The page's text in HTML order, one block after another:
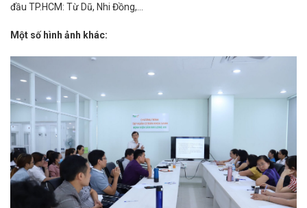
đầu TP.HCM: Từ Dũ, Nhi Đồng,…
Một số hình ảnh khác: